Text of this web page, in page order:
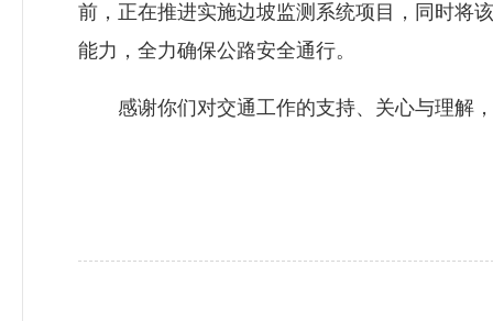
前，正在推进实施边坡监测系统项目，同时将
能力，全力确保公路安全通行。
感谢你们对交通工作的支持、关心与理解，